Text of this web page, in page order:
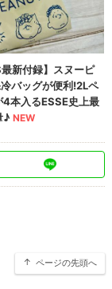
ページの先頭へ